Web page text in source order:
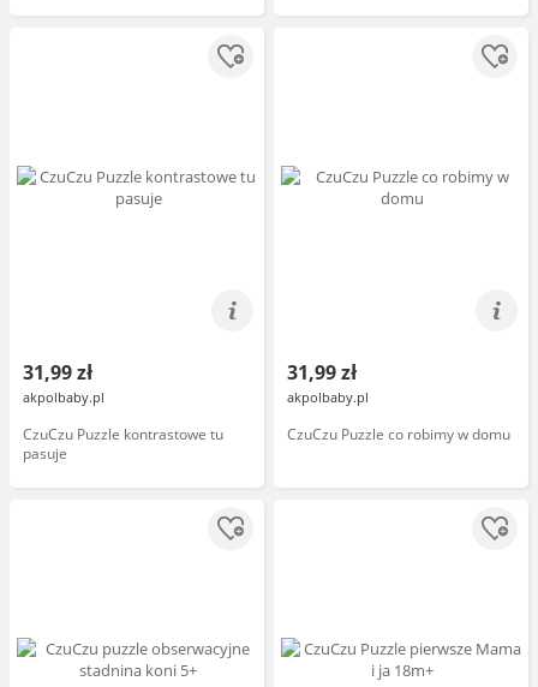
31,99 zł
akpolbaby.pl
CzuCzu Puzzle kontrastowe tu
pasuje
31,99 zł
akpolbaby.pl
CzuCzu Puzzle co robimy w domu